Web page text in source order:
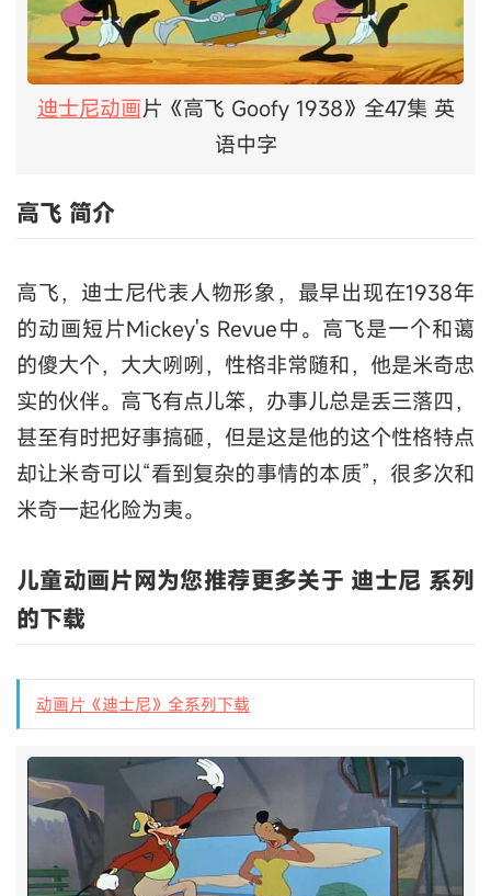
迪士尼动画片《高飞 Goofy 1938》全47集 英
语中字
高飞 简介
高飞，迪士尼代表人物形象，最早出现在1938年
的动画短片Mickey's Revue中。高飞是一个和蔼
的傻大个，大大咧咧，性格非常随和，他是米奇忠
实的伙伴。高飞有点儿笨，办事儿总是丢三落四，
甚至有时把好事搞砸，但是这是他的这个性格特点
却让米奇可以“看到复杂的事情的本质”，很多次和
米奇一起化险为夷。
儿童动画片网为您推荐更多关于 迪士尼 系列
的下载
动画片《迪士尼》全系列下载